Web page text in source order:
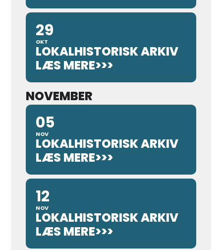
29
OKT
LOKALHISTORISK ARKIV
LÆS MERE>>>
NOVEMBER
05
NOV
LOKALHISTORISK ARKIV
LÆS MERE>>>
12
NOV
LOKALHISTORISK ARKIV
LÆS MERE>>>